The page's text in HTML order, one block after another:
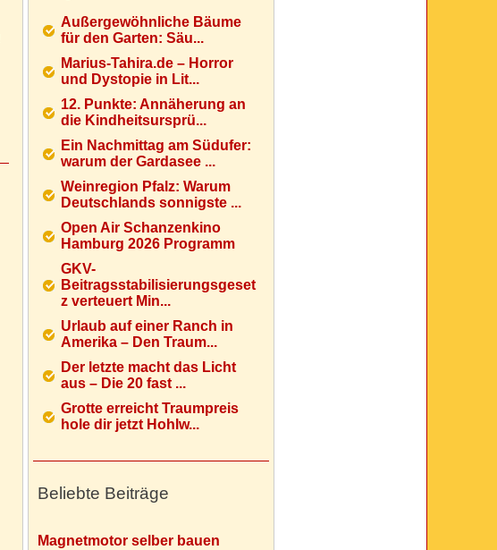
Außergewöhnliche Bäume
für den Garten: Säu...
Marius-Tahira.de – Horror
und Dystopie in Lit...
12. Punkte: Annäherung an
die Kindheitsursprü...
Ein Nachmittag am Südufer:
warum der Gardasee ...
Weinregion Pfalz: Warum
Deutschlands sonnigste ...
Open Air Schanzenkino
Hamburg 2026 Programm
GKV-
Beitragsstabilisierungsgeset
z verteuert Min...
Urlaub auf einer Ranch in
Amerika – Den Traum...
Der letzte macht das Licht
aus – Die 20 fast ...
Grotte erreicht Traumpreis
hole dir jetzt Hohlw...
Beliebte Beiträge
Magnetmotor selber bauen